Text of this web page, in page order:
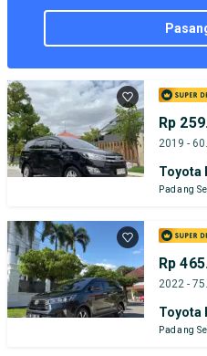
Rp
2019 -
Toyota
Padang
Rp
2022 -
Toyota
Padang